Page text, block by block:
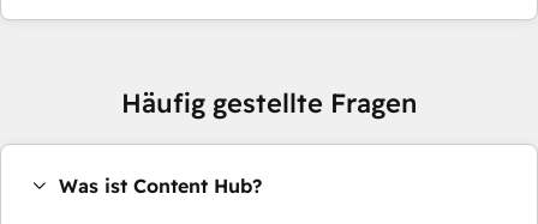
Häufig gestellte Fragen
Was ist Content Hub?